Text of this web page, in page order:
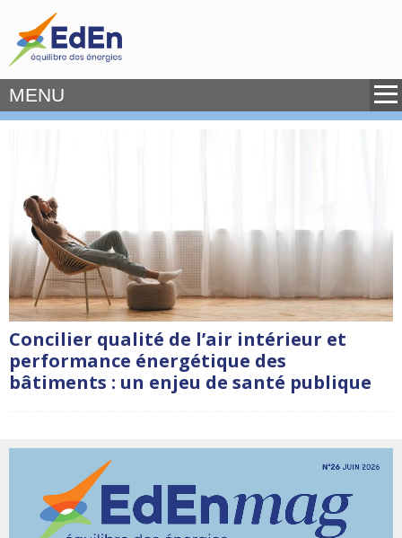
MENU
Concilier qualité de l’air intérieur et
performance énergétique des
bâtiments : un enjeu de santé publique